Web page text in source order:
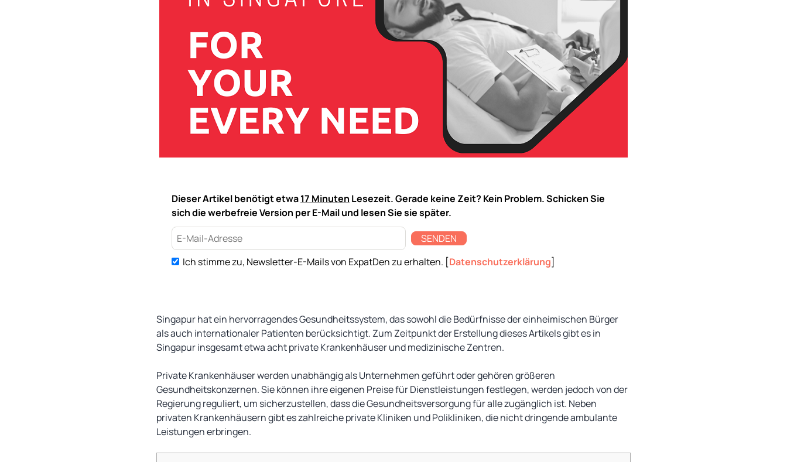
Dieser Artikel benötigt etwa17 Minuten Lesezeit. Gerade keine Zeit? Kein Problem. Schicken Sie
sich die werbefreie Version per E-Mail und lesen Sie sie später.
SENDEN
Ich stimme zu, Newsletter-E-Mails von ExpatDen zu erhalten. [Datenschutzerklärung]
Singapur hat ein hervorragendes Gesundheitssystem, das sowohl die Bedürfnisse der einheimischen Bürger
als auch internationaler Patienten berücksichtigt. Zum Zeitpunkt der Erstellung dieses Artikels gibt es in
Singapur insgesamt etwa acht private Krankenhäuser und medizinische Zentren.
Private Krankenhäuser werden unabhängig als Unternehmen geführt oder gehören größeren
Gesundheitskonzernen. Sie können ihre eigenen Preise für Dienstleistungen festlegen, werden jedoch von der
Regierung reguliert, um sicherzustellen, dass die Gesundheitsversorgung für alle zugänglich ist. Neben
privaten Krankenhäusern gibt es zahlreiche private Kliniken und Polikliniken, die nicht dringende ambulante
Leistungen erbringen.